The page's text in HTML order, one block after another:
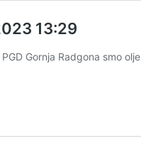
13:29
Gornja Radgona smo